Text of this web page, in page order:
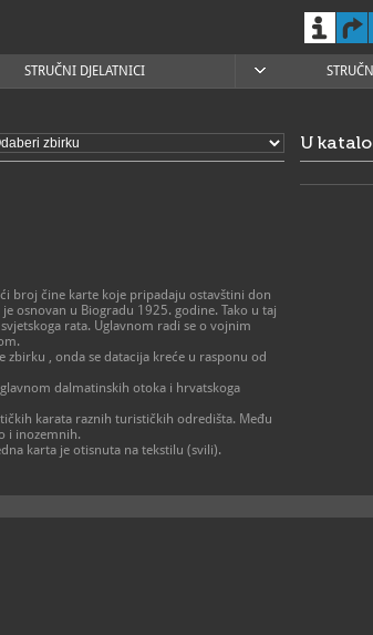
> rujan -
nedjeljom
T 023/
F 023/
STRUČNI DJELATNICI
broj čine karte koje pripadaju ostavštini don
osnovan u Biogradu 1925. godine. Tako u taj
rata. Uglavnom radi se o vojnim
, onda se datacija kreće u rasponu od
dalmatinskih otoka i hrvatskoga
karata raznih turističkih odredišta. Među
i inozemnih.
karta je otisnuta na tekstilu (svili).
U